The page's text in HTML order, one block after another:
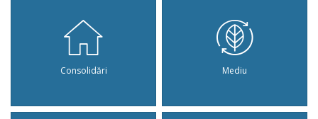
Consolidări Mediu